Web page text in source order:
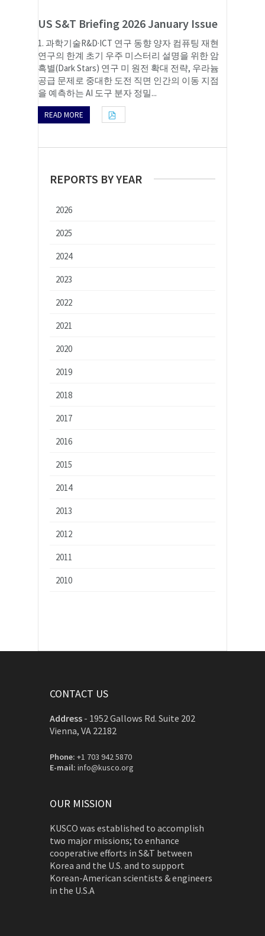
US S&T Briefing 2026 January Issue
1. 과학기술R&D·ICT 연구 동향 양자 컴퓨팅 재현
연구의 한계 초기 우주 미스터리 설명을 위한 암
흑별(Dark Stars) 연구 미 원전 확대 전략, 우라늄
공급 문제로 중대한 도전 직면 인간의 이동 지점
을 예측하는 AI 도구 분자 정밀...
READ MORE
REPORTS BY YEAR
2026
2025
2024
2023
2022
2021
2020
2019
2018
2017
2016
2015
2014
2013
2012
2011
2010
CONTACT US
Address - 1952 Gallows Rd. Suite 202
Vienna, VA 22182
Phone: +1 703 942 5870
E-mail: info@kusco.org
OUR MISSION
KUSCO was established to accomplish
two major missions; to enhance
cooperative efforts in S&T between
Korea and the U.S. and to support
Korean-American scientists & engineers
in the U.S.A